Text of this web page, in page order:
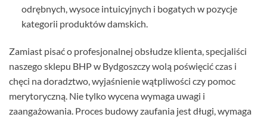
odrębnych, wysoce intuicyjnych i bogatych w pozycje
kategorii produktów damskich.
Zamiast pisać o profesjonalnej obsłudze klienta, specjaliści
naszego sklepu BHP w Bydgoszczy wolą poświęcić czas i
chęci na doradztwo, wyjaśnienie wątpliwości czy pomoc
merytoryczną. Nie tylko wycena wymaga uwagi i
zaangażowania. Proces budowy zaufania jest długi, wymaga